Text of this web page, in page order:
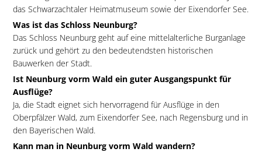
das Schwarzachtaler Heimatmuseum sowie der Eixendorfer See.
Was ist das Schloss Neunburg?
Das Schloss Neunburg geht auf eine mittelalterliche Burganlage
zurück und gehört zu den bedeutendsten historischen
Bauwerken der Stadt.
Ist Neunburg vorm Wald ein guter Ausgangspunkt für
Ausflüge?
Ja, die Stadt eignet sich hervorragend für Ausflüge in den
Oberpfälzer Wald, zum Eixendorfer See, nach Regensburg und in
den Bayerischen Wald.
Kann man in Neunburg vorm Wald wandern?